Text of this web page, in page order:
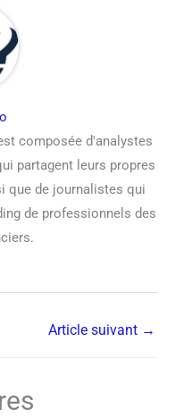
composée d'analystes
partagent leurs propres
que de journalistes qui
de professionnels des
Article suivant →